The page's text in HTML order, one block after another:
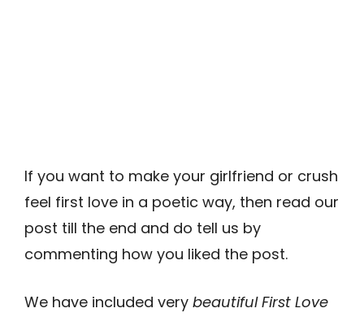
If you want to make your girlfriend or crush
feel first love in a poetic way, then read our
post till the end and do tell us by
commenting how you liked the post.
We have included very beautiful First Love